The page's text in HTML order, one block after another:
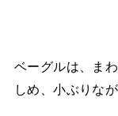
ベーグルは、ま
しめ、小ぶりな